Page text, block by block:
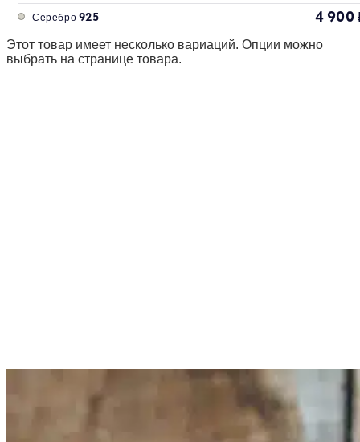
Серебро 925 4 900
Этот товар имеет несколько вариаций. Опции можно
выбрать на странице товара.